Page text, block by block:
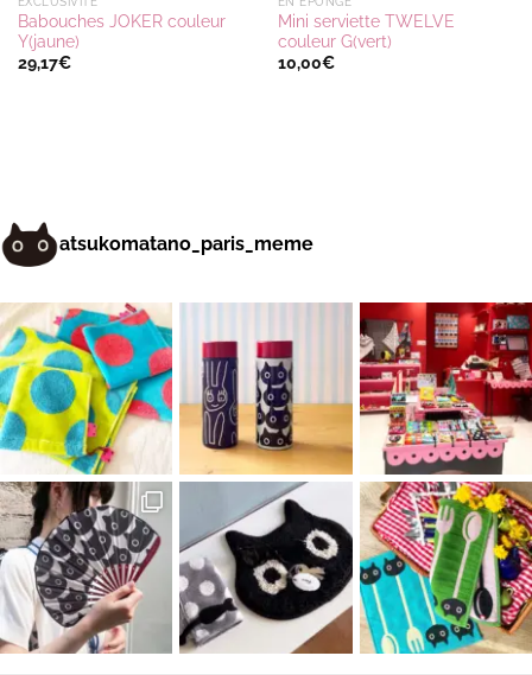
Babouches JOKER couleur
Y(jaune)
29,17€
Mini serviette TWELVE
couleur G(vert)
10,00€
atsukomatano_paris_meme